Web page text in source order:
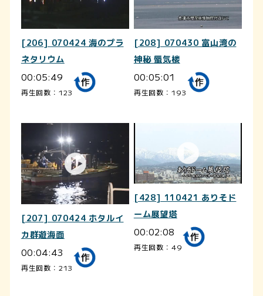
[206] 070424 海のプラ
ネタリウム
00:05:49
再生回数：123
[208] 070430 富山湾の
神秘 蜃気楼
00:05:01
再生回数：193
[207] 070424 ホタルイ
カ群遊海面
00:04:43
再生回数：213
[428] 110421 ありそド
ーム展望塔
00:02:08
再生回数：49